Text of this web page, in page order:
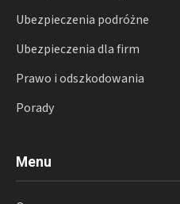
Ubezpieczenia podróżne
Ubezpieczenia dla firm
Prawo i odszkodowania
Porady
Menu